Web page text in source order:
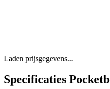
Laden prijsgegevens...
Specificaties